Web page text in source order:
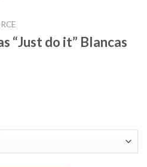
“Just do it” Blancas